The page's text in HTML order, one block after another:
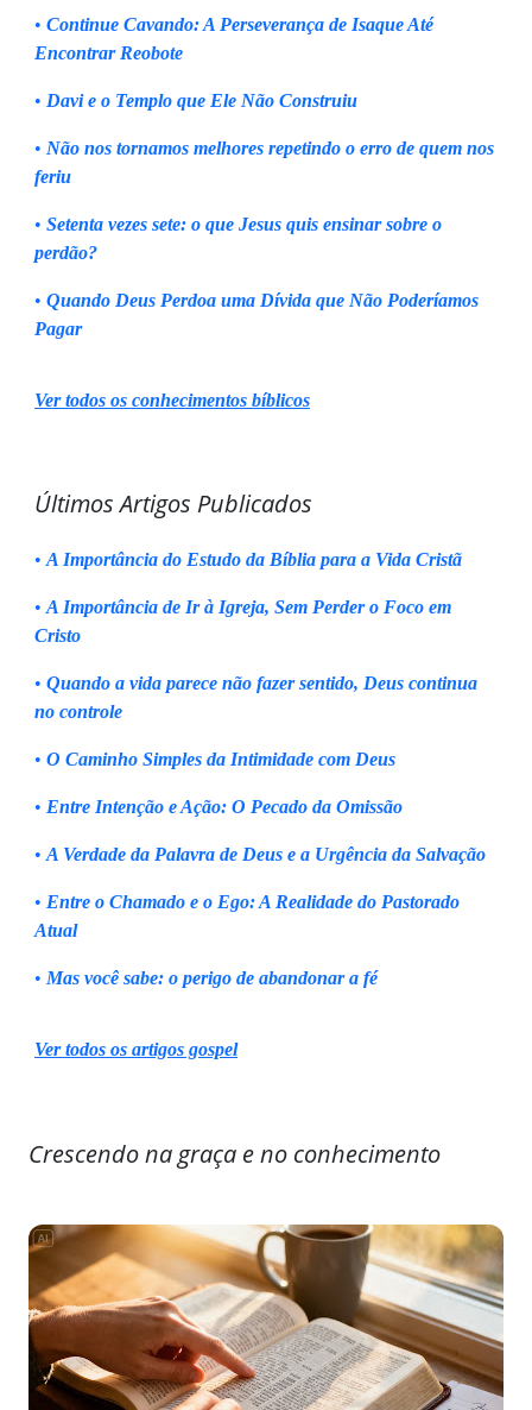
• Continue Cavando: A Perseverança de Isaque Até
Encontrar Reobote
• Davi e o Templo que Ele Não Construiu
• Não nos tornamos melhores repetindo o erro de quem nos
feriu
• Setenta vezes sete: o que Jesus quis ensinar sobre o
perdão?
• Quando Deus Perdoa uma Dívida que Não Poderíamos
Pagar
Ver todos os conhecimentos bíblicos
Últimos Artigos Publicados
• A Importância do Estudo da Bíblia para a Vida Cristã
• A Importância de Ir à Igreja, Sem Perder o Foco em
Cristo
• Quando a vida parece não fazer sentido, Deus continua
no controle
• O Caminho Simples da Intimidade com Deus
• Entre Intenção e Ação: O Pecado da Omissão
• A Verdade da Palavra de Deus e a Urgência da Salvação
• Entre o Chamado e o Ego: A Realidade do Pastorado
Atual
• Mas você sabe: o perigo de abandonar a fé
Ver todos os artigos gospel
Crescendo na graça e no conhecimento